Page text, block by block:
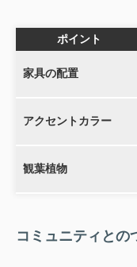
ポイント
家具の配置
アクセントカラー
観葉植物
コミュニティとの